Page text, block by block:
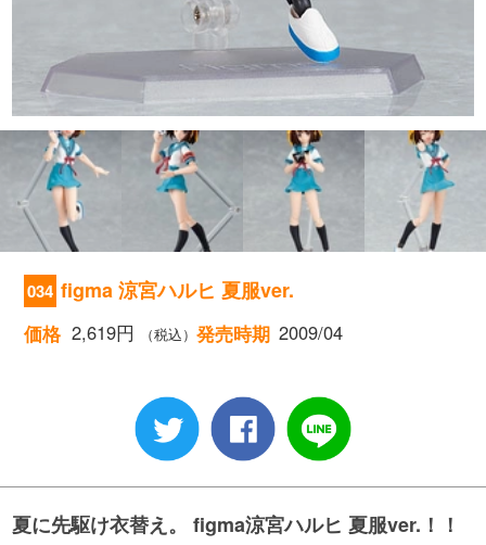
034 figma 涼宮ハルヒ 夏服ver.
価格 2,619円 （税込） 発売時期 2009/04
夏に先駆け衣替え。 figma涼宮ハルヒ 夏服ver.！！